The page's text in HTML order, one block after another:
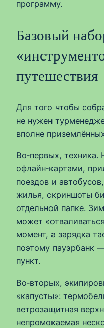
программу.
Базовый
путешествия
Для того чтобы
не нужен
вполне
Во‑первых,
офлайн‑картами,
поездов и
жилья, скриншоты
отдельной папке.
может
момент, а зарядка
поэтому пауэрбанк
пункт.
Во‑вторых,
«капусты»:
ветрозащитная
непромокаемая